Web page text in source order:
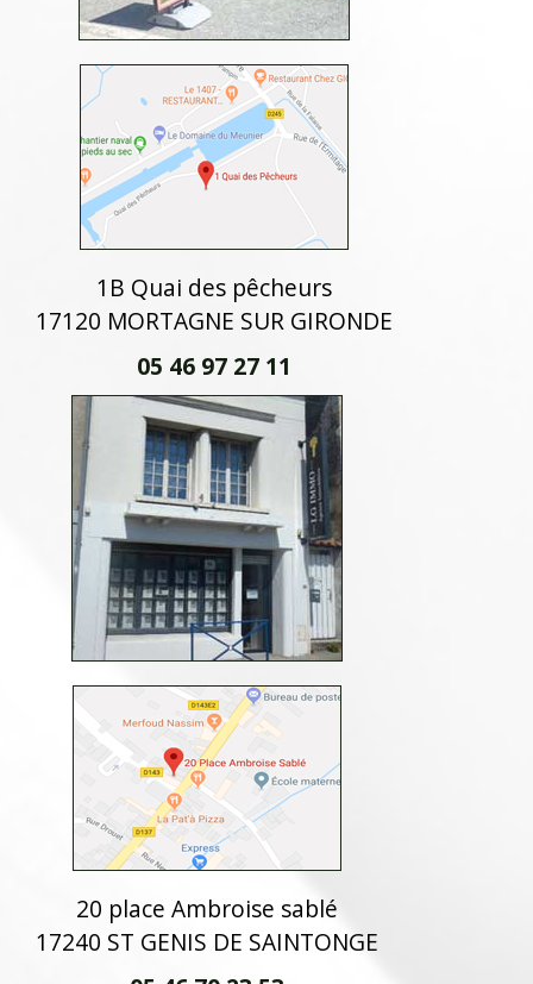
1B Quai des pêcheurs
17120 MORTAGNE SUR GIRONDE
05 46 97 27 11
20 place Ambroise sablé
17240 ST GENIS DE SAINTONGE